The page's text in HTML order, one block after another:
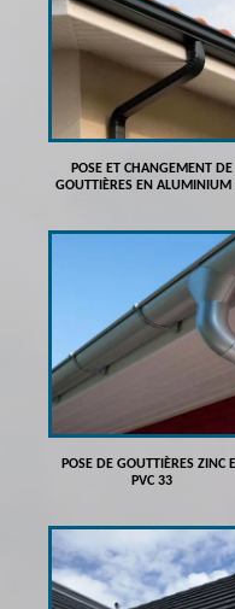
POSE ET CHANGEMENT DE
GOUTTIÈRES EN ALUMINIUM
POSE DE GOUTTIÈRES ZINC
PVC 33